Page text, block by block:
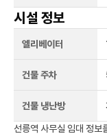
시설 정보
엘리베이터
건물 주차
건물 냉난방
선릉역 사무실 임대 정보